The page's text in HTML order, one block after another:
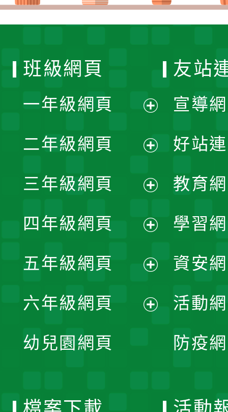
班級網頁
一年級網頁
開
選
單
二年級網頁
開
選
單
三年級網頁
開
選
單
四年級網頁
開
選
五年級網頁
開
六年級網頁
幼兒園網頁
友站
宣導
好站
教育
學習
資安
活動
防疫